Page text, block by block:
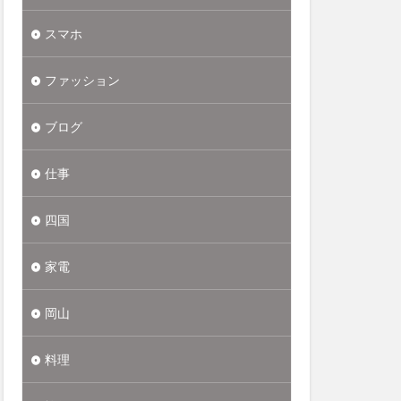
スマホ
ファッション
ブログ
仕事
四国
家電
岡山
料理